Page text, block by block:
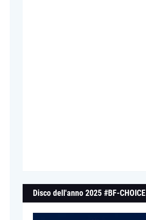
Disco dell'anno 2025 #BF-CHOICE